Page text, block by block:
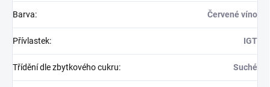
Barva: Červené víno
Přívlastek: IGT
Třídění dle zbytkového cukru: Suché